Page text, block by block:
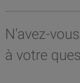
N'avez-
à votre